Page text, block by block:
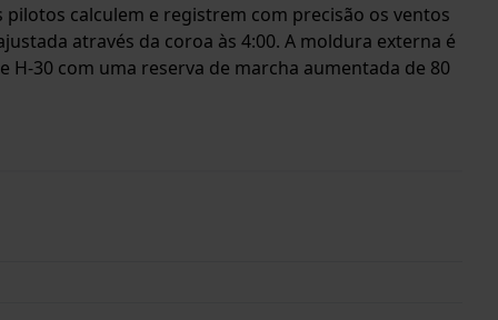
calculem e registrem com precisão os ventos
através da coroa às 4:00. A moldura externa é
30 com uma reserva de marcha aumentada de 80